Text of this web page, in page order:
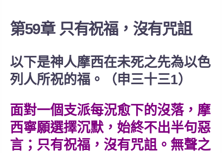
第59章 只有祝福，沒有咒詛
以下是神人摩西在未死之先為以色
列人所祝的福。（申三十三1）
面對一個支派每況愈下的沒落，摩
西寧願選擇沉默，始終不出半句惡
言；只有祝福，沒有咒詛。無聲之